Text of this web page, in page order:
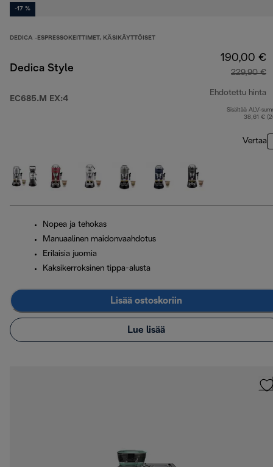
-17 %
DEDICA -ESPRESSOKEITTIMET, KÄSIKÄYTTÖISET
Dedica Style
EC685.M EX:4
190,00 €
229,90 €
Ehdotettu hinta
Sisältää ALV-
38,61 €
Vertaa
Nopea ja tehokas
Manuaalinen maidonvaahdotus
Erilaisia juomia
Kaksikerroksinen tippa-alusta
Lisää ostoskoriin
Lue lisää